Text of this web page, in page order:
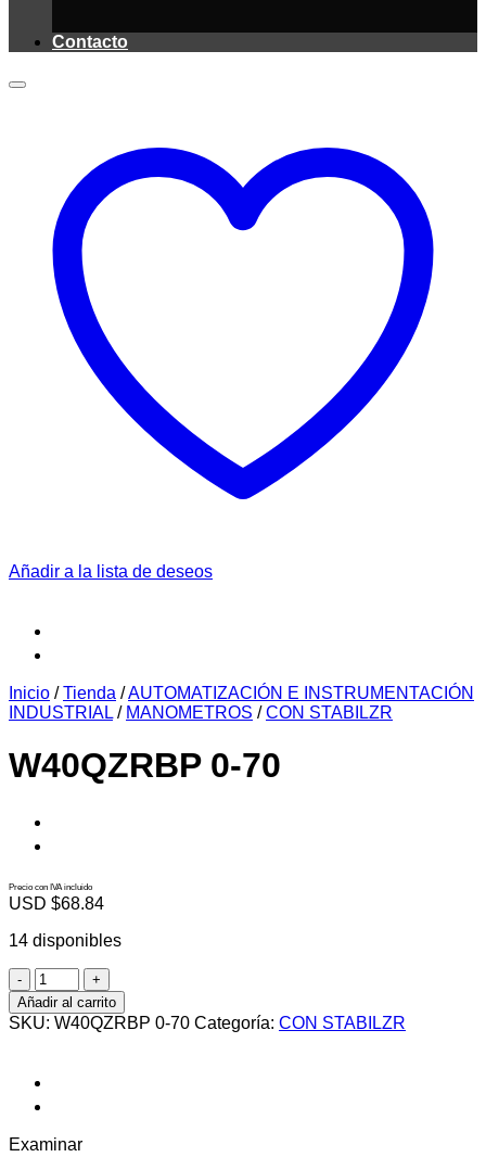
Contacto
Añadir a la lista de deseos
Inicio / Tienda /AUTOMATIZACIÓN E INSTRUMENTACIÓN
INDUSTRIAL / MANOMETROS / CON STABILZR
W40QZRBP 0-70
Precio con IVA incluido
USD $68.84
14 disponibles
W40QZRBP
0-
70
cantidad
Añadir al carrito
SKU: W40QZRBP 0-70 Categoría: CON STABILZR
Examinar